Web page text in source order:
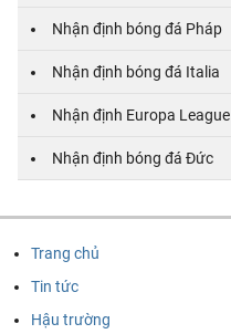
Nhận định bóng đá Pháp
Nhận định bóng đá Italia
Nhận định Europa League
Nhận định bóng đá Đức
Trang chủ
Tin tức
Hậu trường